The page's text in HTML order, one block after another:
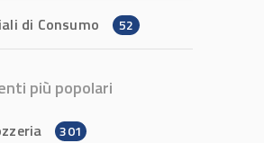
di Consumo 52
più popolari
301